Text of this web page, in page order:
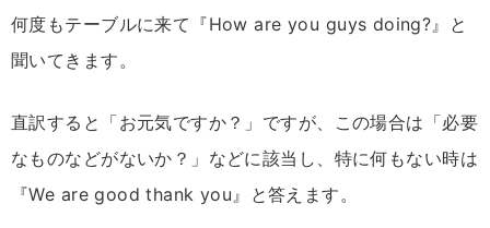
何度もテーブルに来て『How are you guys doing?』と
聞いてきます。
直訳すると「お元気ですか？」ですが、この場合は「必要
なものなどがないか？」などに該当し、特に何もない時は
『We are good thank you』と答えます。